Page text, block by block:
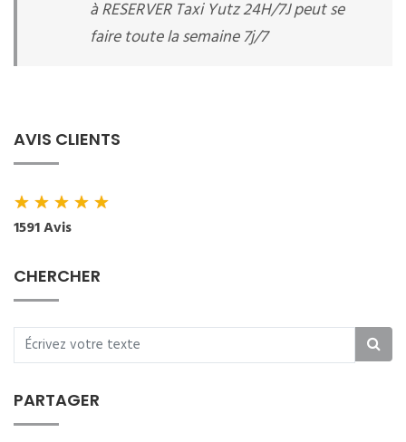
à RESERVER Taxi Yutz 24H/7J peut se
faire toute la semaine 7j/7
AVIS CLIENTS
★★★★★
1591 Avis
CHERCHER
PARTAGER